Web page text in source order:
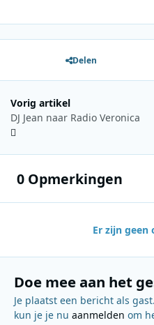
Delen
Vorig artikel
DJ Jean naar Radio Veronica
0 Opmerkingen
Er zijn geen
Doe mee aan het
Je plaatst een bericht als
kun je je nu aanmelden om